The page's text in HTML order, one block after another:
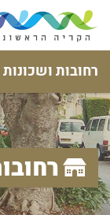
רחובות ושכונות